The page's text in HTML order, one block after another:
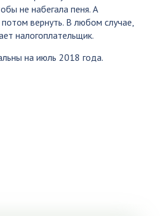
не набегала пеня. А
вернуть. В любом случае,
налогоплательщик.
на июль 2018 года.